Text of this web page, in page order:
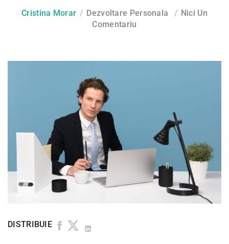
Cristina Morar Dezvoltare Personala
Nici Un
Comentariu
DISTRIBUIE